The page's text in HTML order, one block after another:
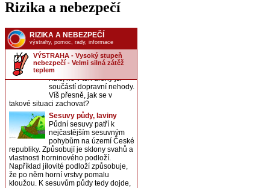
Rizika a nebezpečí